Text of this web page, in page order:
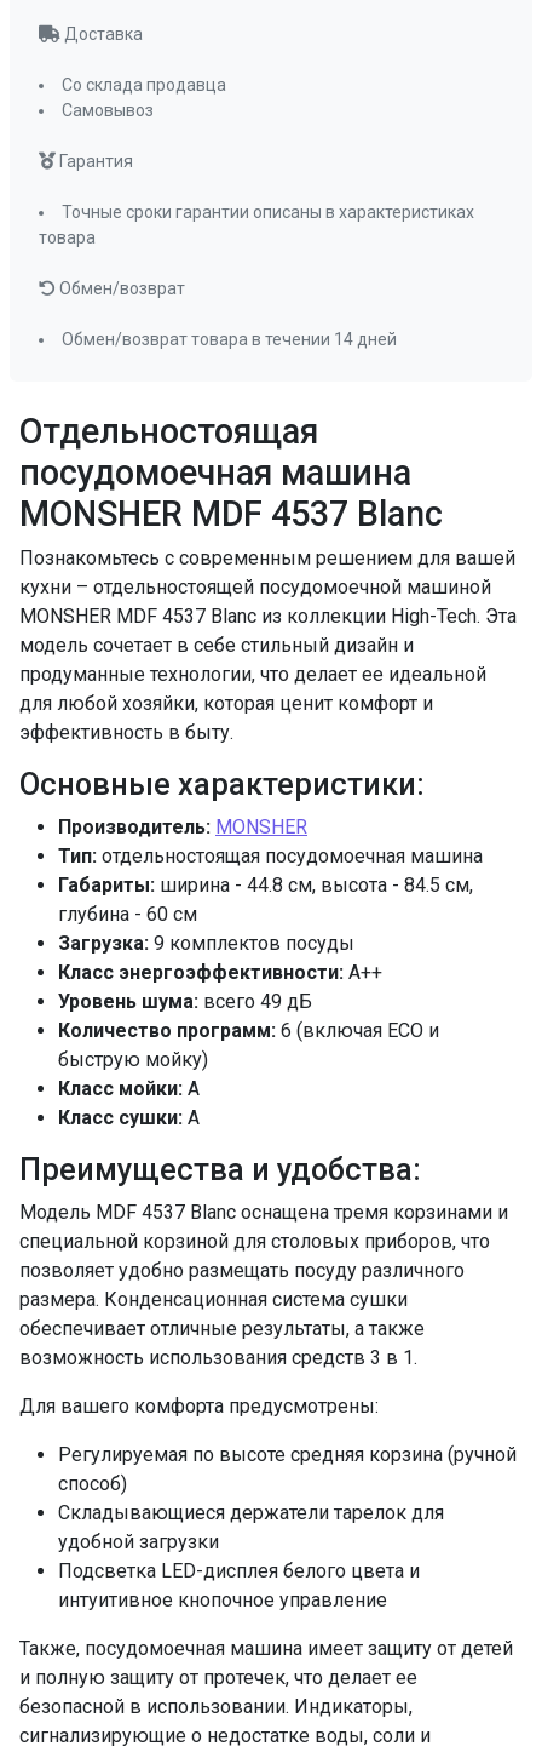
Луч на полу
Количество положений средней корзины
Полка для чашек
Регулируемая по высоте средняя корзина
да , ручной
Складные держатели тарелок
Съемные разбрызгиватели
Фильтр тонкой и грубой очистки
90 мин
да
ECO
да
Быстрая
да, 15 мин, 30
мин
Интенсивная
да
Нормальная
да
Стекло
да
Защита от детей
Индикатор отсутствия воды
да
Индикатор отсутствия соли и ополаскивателя
Интенсивная сушка DRY+
да
Использование средств 3 в 1
Настройка дозировки ополаскивателя
Настройка расхода соли
Отображение времени мытья
Отображение выбранной программы
Потребление воды
9
Потребление электроэнергии, кВт/ч
0,69
Класс энергопотребления
A++
Мощность подключения, кВт
2,1
Воронка для соли
да
Монтажный комплект
Шланг заливной/сливной
ПРОМО Скидка
=23990.00
Отдельностоящая
посудомоечная машина
MONSHER MDF 4537 Blanc
Познакомьтесь с современным решением для вашей
кухни – отдельностоящей посудомоечной машиной
MONSHER MDF 4537 Blanc из коллекции High-Tech. Эта
модель сочетает в себе стильный дизайн и
продуманные технологии, что делает ее идеальной
для любой хозяйки, которая ценит комфорт и
эффективность в быту.
Основные характеристики:
Производитель: MONSHER
Тип: отдельностоящая посудомоечная машина
Габариты: ширина - 44.8 см, высота - 84.5 см,
глубина - 60 см
Загрузка: 9 комплектов посуды
Класс энергоэффективности: A++
Уровень шума: всего 49 дБ
Количество программ: 6 (включая ECO и
быструю мойку)
Класс мойки: A
Класс сушки: A
Преимущества и удобства:
Модель MDF 4537 Blanc оснащена тремя корзинами и
специальной корзиной для столовых приборов, что
позволяет удобно размещать посуду различного
размера. Конденсационная система сушки
обеспечивает отличные результаты, а также
возможность использования средств 3 в 1.
Для вашего комфорта предусмотрены:
Регулируемая по высоте средняя корзина (ручной
способ)
Складывающиеся держатели тарелок для
удобной загрузки
Подсветка LED-дисплея белого цвета и
интуитивное кнопочное управление
Также, посудомоечная машина имеет защиту от детей
и полную защиту от протечек, что делает ее
безопасной в использовании. Индикаторы,
сигнализирующие о недостатке воды, соли и
Доставка
Со склада продавца
Самовывоз
Гарантия
Точные сроки гарантии описаны в характеристиках
товара
Обмен/возврат
Обмен/возврат товара в течении 14 дней